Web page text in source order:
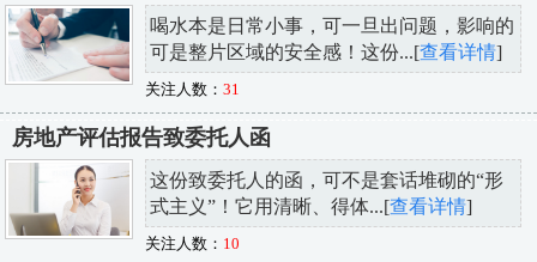
喝水本是日常小事，可一旦出问题，影响的
可是整片区域的安全感！这份...[查看详情]
关注人数： 31
房地产评估报告致委托人函
这份致委托人的函，可不是套话堆砌的“形
式主义”！它用清晰、得体...[查看详情]
关注人数： 10